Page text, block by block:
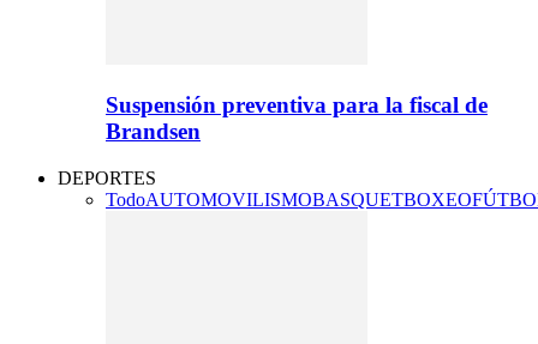
Suspensión preventiva para la fiscal de
Brandsen
DEPORTES
TodoAUTOMOVILISMOBASQUETBOXEO